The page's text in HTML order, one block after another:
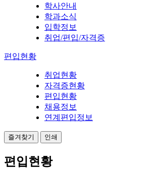
학사안내
학과소식
입학정보
취업/편입/자격증
편입현황
취업현황
자격증현황
편입현황
채용정보
연계편입정보
즐겨찾기 인쇄
편입현황